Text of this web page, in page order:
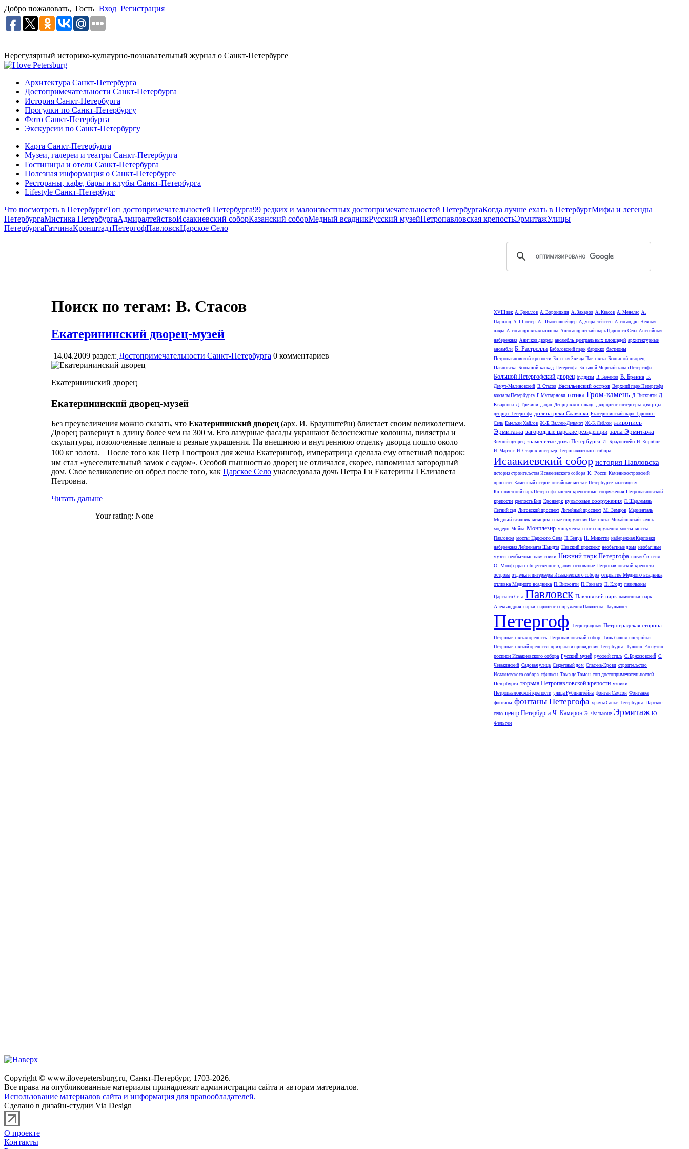
Добро пожаловать, Гость Вход Регистрация
Нерегулярный историко-культурно-познавательный журнал о Санкт-Петербурге
Архитектура Санкт-Петербурга
Достопримечательности Санкт-Петербурга
История Санкт-Петербурга
Прогулки по Санкт-Петербургу
Фото Санкт-Петербурга
Экскурсии по Санкт-Петербургу
Карта Санкт-Петербурга
Музеи, галереи и театры Санкт-Петербурга
Гостиницы и отели Санкт-Петербурга
Полезная информация о Санкт-Петербурге
Рестораны, кафе, бары и клубы Санкт-Петербурга
Lifestyle Санкт-Петербург
Что посмотреть в ПетербургеТоп достопримечательностей Петербурга99 редких и малоизвестных достопримечательностей ПетербургаКогда лучше ехать в ПетербургМифы и легенды
ПетербургаМистика ПетербургаАдмиралтействоИсаакиевский соборКазанский соборМедный всадникРусский музейПетропавловская крепостьЭрмитажУлицы
ПетербургаГатчинаКронштадтПетергофПавловскЦарское Село
Поиск по тегам: В. Стасов
Екатерининский дворец-музей
14.04.2009 раздел: Достопримечательности Санкт-Петербурга 0 комментариев
Екатерининский дворец
Екатерининский дворец-музей
Без преувеличения можно сказать, что Екатерининский дворец (арх. И. Браунштейн) блистает своим великолепием.
Дворец развернут в длину более чем на 300 м. Его лазурные фасады украшают белоснежные колонны, пилястры и
скульптуры, позолоченные лепные и резные украшения. На внешнюю и внутреннюю отделку дворца пошло около
100 кг золота. После того как Петр I построил для жены Екатерингоф, императрица сделала ему ответный подарок:
им стал «увеселительный замок с садом». Особой пышностью дворец не отличался, скорее, напоминал загородный
дом. Свое великолепие он обрел после того, как Царское Село унаследовала дочь Петра I и Екатерины I Елизавета
Петровна.
Читать дальше
Your rating: None
XVIII век А. Брюллов А. Воронихин А. Захаров А. Квасов А. Менелас А.
Парланд А. Шлютер А. Штакеншнейдер Адмиралтейство Александро-Невская
лавра Александровская колонна Александровский парк Царского Села Английская
набережная Аничков дворец ансамбль центральных площадей архитектурные
ансамбли Б. Растрелли Баболовский парк барокко бастионы
Петропавловской крепости Большая Звезда Павловска Большой дворец
Павловска Большой каскад Петергофа Большой Морской канал Петергофа
Большой Петергофский дворец буддизм В. Баженов В. Бренна В.
Демут-Малиновский В. Стасов Васильевский остров Верхний парк Петергофа
вокзалы Петербурга Г. Маттарнови готика Гром-камень Д. Висконти Д.
Кваренги Д. Трезини дацан Дворцовая площадь дворцовые интерьеры дворцы
дворцы Петергофа долина реки Славянки Екатерининский парк Царского
Села Емельян Хайлов Ж.-Б. Валлен-Деламот Ж.-Б. Леблон живопись
Эрмитажа загородные царские резиденции залы Эрмитажа
Зимний дворец знаменитые дома Петербурга И. Браунштейн И. Коробов
И. Мартос И. Старов интерьер Петропавловского собора
Исаакиевский собор история Павловска
история строительства Исаакиевского собора К. Росси Каменноостровский
проспект Каменный остров китайские места в Петербурге классицизм
Колонистский парк Петергофа костел крепостные сооружения Петропавловской
крепости крепость Бип Кронверк культовые сооружения Л. Шарлемань
Летний сад Лиговский проспект Литейный проспект М. Земцов Мариенталь
Медный всадник мемориальные сооружения Павловска Михайловский замок
модерн Мойка Монплезир монументальные сооружения мосты мосты
Павловска мосты Царского Села Н. Бенуа Н. Микетти набережная Карповки
набережная Лейтенанта Шмидта Невский проспект необычные дома необычные
музеи необычные памятники Нижний парк Петергофа новая Сильвия
О. Монферран общественные здания основание Петропавловской крепости
острова отделка и интерьеры Исаакиевского собора открытие Медного всадника
отливка Медного всадника П. Висконти П. Гонзаго П. Клодт павильоны
Царского Села Павловск Павловский парк памятники парк
Александрия парки парковые сооружения Павловска Паульлюст
Петергоф Петроградская Петроградская сторона
Петропавловская крепость Петропавловский собор Пиль-башня постройки
Петропавловской крепости призраки и привидения Петербурга Пушкин Распутин
росписи Исаакиевского собора Русский музей русский стиль С. Бржозовский С.
Чевакинский Садовая улица Секретный дом Спас-на-Крови строительство
Исаакиевского собора сфинксы Тома де Томон топ достопримечательностей
Петербурга тюрьма Петропавловской крепости узники
Петропавловской крепости улица Рубинштейна фонтан Самсон Фонтанка
фонтаны фонтаны Петергофа храмы Санкт-Петербурга Царское
село центр Петербурга Ч. Камерон Э. Фальконе Эрмитаж Ю.
Фельтен
Copyright © www.ilovepetersburg.ru, Санкт-Петербург, 1703-2026.
Все права на опубликованные материалы принадлежат администрации сайта и авторам материалов.
Использование материалов сайта и информация для правообладателей.
Сделано в дизайн-студии Via Design
О проекте
Контакты